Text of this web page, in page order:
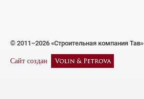
© 2011–2026 «Строительная компания Тав»
Сайт создан